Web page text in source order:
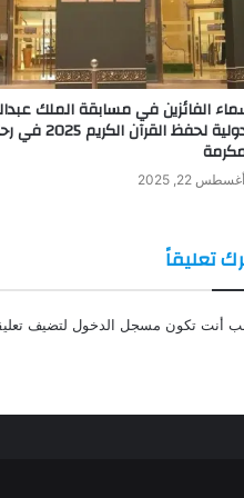
الفائزين في مسابقة الملك
الدولية لحفظ
أغسطس 22, 2025
تعليقاً
أنت تكون مسجل الدخول لتضيف